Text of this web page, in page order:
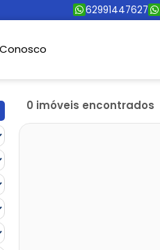
62991447627
0 imóveis encontrados